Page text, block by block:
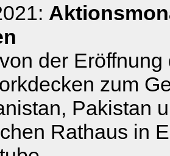
der
zum
Pakistan
Rathaus in